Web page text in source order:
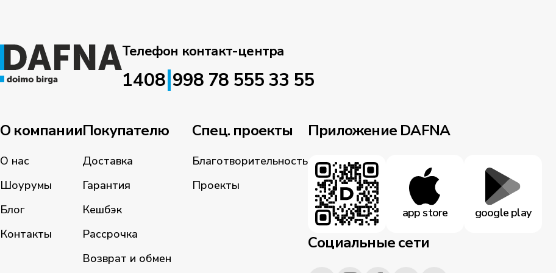
Телефон контакт-центра
1408|998 78 555 33 55
О компании
О нас
Шоурумы
Блог
Контакты
Покупателю
Доставка
Гарантия
Кешбэк
Рассрочка
Возврат и обмен
Спец. проекты
Благотворительность
Проекты
Приложение DAFNA
app store google play
Социальные сети